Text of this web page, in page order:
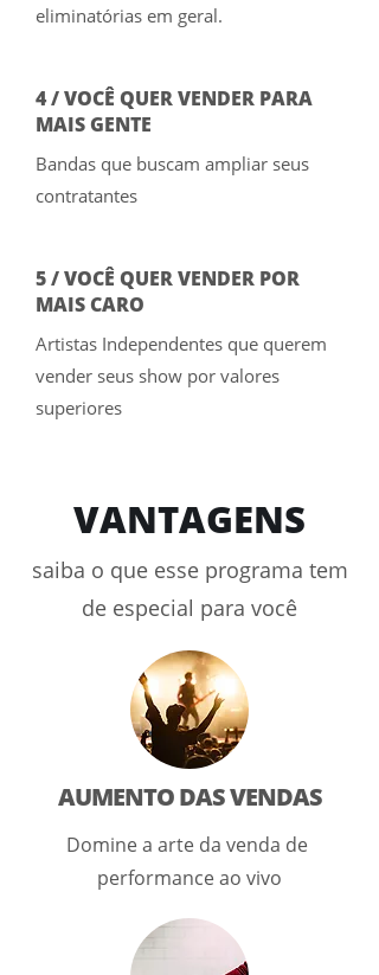
eliminatórias em geral.
4 / VOCÊ QUER VENDER PARA
MAIS GENTE
Bandas que buscam ampliar seus
contratantes
5 / VOCÊ QUER VENDER POR
MAIS CARO
Artistas Independentes que querem
vender seus show por valores
superiores
VANTAGENS
saiba o que esse programa tem
de especial para você
AUMENTO DAS VENDAS
Domine a arte da venda de
performance ao vivo